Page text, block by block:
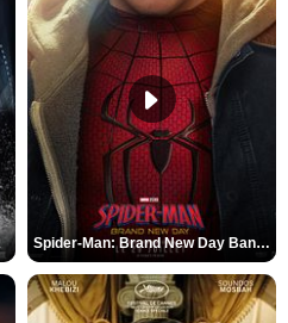
Spider-Man: Brand New Day Bande-annonce VO STFR